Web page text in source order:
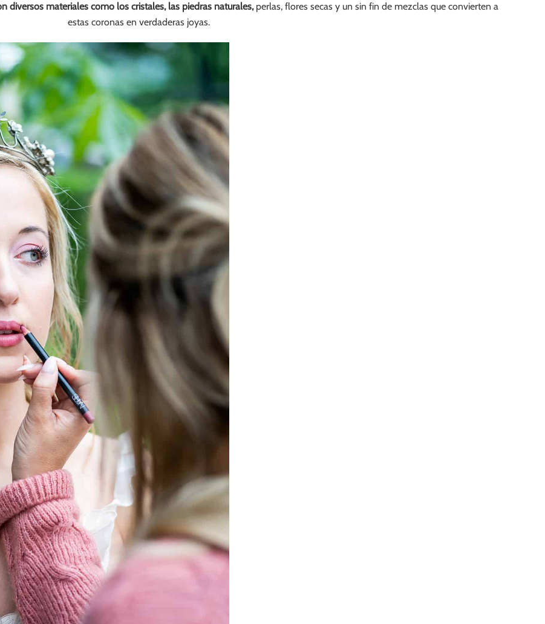
diversos materiales como los cristales, las piedras naturales,perlas, flores secas y un sin fin de mezclas que convierten a
estas coronas en verdaderas joyas.